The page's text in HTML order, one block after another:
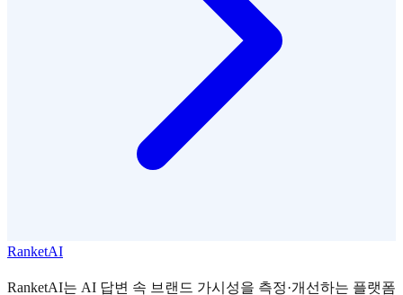
RanketAI
RanketAI는 AI 답변 속 브랜드 가시성을 측정·개선하는 플랫폼